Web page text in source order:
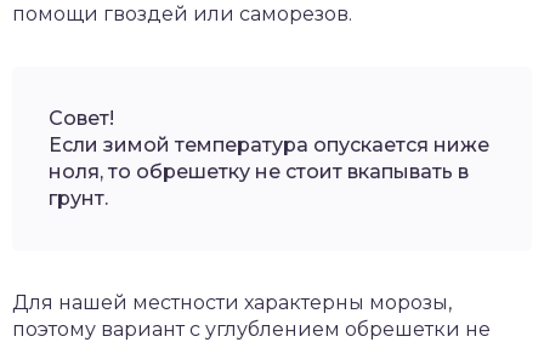
помощи гвоздей или саморезов.
Совет!
Если зимой температура опускается ниже
ноля, то обрешетку не стоит вкапывать в
грунт.
Для нашей местности характерны морозы,
поэтому вариант с углублением обрешетки не